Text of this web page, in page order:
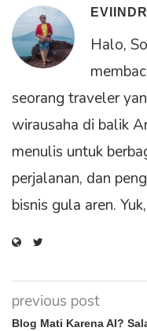
Halo,
seorang traveler
wirausaha di balik
menulis untuk
perjalanan, dan
bisnis gula aren.
previous post
Blog Mati Karena AI?